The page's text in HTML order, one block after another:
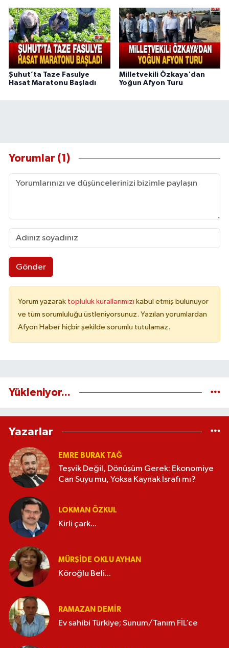
Şuhut’ta Taze Fasulye
Hasat Maratonu Başladı
Milletvekili Özkaya'dan
Yoğun Afyon Turu
Yorumlar (1)
Gönder
Yorum yazarak topluluk kurallarımızı kabul etmiş bulunuyor
ve tüm sorumluluğu üstleniyorsunuz. Yazılan yorumlardan
Afyon Haber hiçbir şekilde sorumlu tutulamaz.
Yükleniyor...
Yazarlar
EMRE BURAK TAĞ
Teşvik Değil, Dönüşüm Gerek: Ekonomiye
Can Suyu mu, Yoksa Kaynak İsrafı mı?
LOKMAN ÖZKUL
Kirli çark...
MÜRŞIDE OKLU AYHAN
Köroğlu Beli...
RAMAZAN DEMİR
Ev sahibi Türkiye; Sunum/Tanım FİL’ce